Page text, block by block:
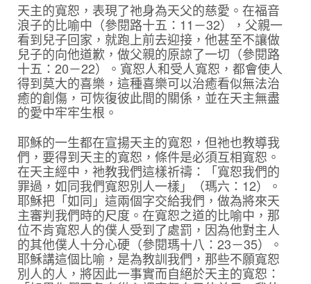
天主的寬恕，表現了祂身為天父的慈愛。在福音
浪子的比喻中（參閱路十五：11－32），父親一
看到兒子回家，就跑上前去迎接，他甚至不讓做
兒子的向他道歉，做父親的原諒了一切（參閱路
十五：20－22）。寬恕人和受人寬恕，都會使人
得到莫大的喜樂，這種喜樂可以治癒看似無法治
癒的創傷，可恢復彼此間的關係，並在天主無盡
的愛中牢牢生根。
耶穌的一生都在宣揚天主的寬恕，但祂也教導我
們，要得到天主的寬恕，條件是必須互相寬恕。
在天主經中，祂教我們這樣祈禱：「寬恕我們的
罪過，如同我們寬恕別人一樣」（瑪六：12）。
耶穌把「如同」這兩個字交給我們，做為將來天
主審判我們時的尺度。在寬恕之道的比喻中，那
位不肯寬恕人的僕人受到了處罰，因為他對主人
的其他僕人十分心硬（參閱瑪十八：23－35）。
耶穌講這個比喻，是為教訓我們，那些不願寬恕
別人的人，將因此一事實而自絕於天主的寬恕：